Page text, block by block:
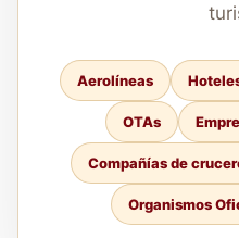
Aerolíneas
OTAs
Compañías de
Organismos